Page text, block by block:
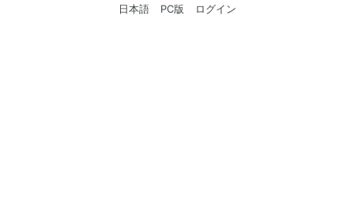
日本語 PC版 ログイン